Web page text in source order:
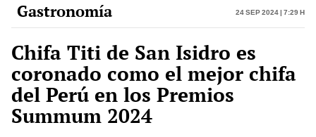
Gastronomía 24 Sep 2024 | 7:29 h
Chifa Titi de San Isidro es
coronado como el mejor chifa
del Perú en los Premios
Summum 2024